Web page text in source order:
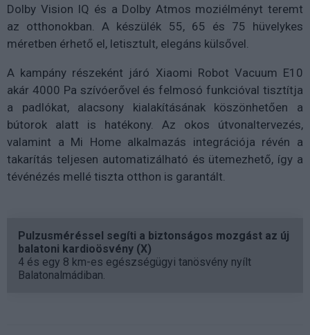
Dolby Vision IQ és a Dolby Atmos moziélményt teremt
az otthonokban. A készülék 55, 65 és 75 hüvelykes
méretben érhető el, letisztult, elegáns külsővel.
A kampány részeként járó Xiaomi Robot Vacuum E10
akár 4000 Pa szívóerővel és felmosó funkcióval tisztítja
a padlókat, alacsony kialakításának köszönhetően a
bútorok alatt is hatékony. Az okos útvonaltervezés,
valamint a Mi Home alkalmazás integrációja révén a
takarítás teljesen automatizálható és ütemezhető, így a
tévénézés mellé tiszta otthon is garantált.
Pulzusméréssel segíti a biztonságos mozgást az új
balatoni kardioösvény (X)
4 és egy 8 km-es egészségügyi tanösvény nyílt
Balatonalmádiban.